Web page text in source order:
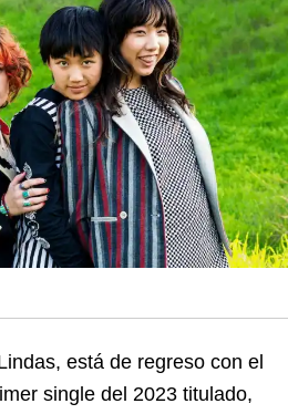
está de regreso con el
single del 2023 titulado,